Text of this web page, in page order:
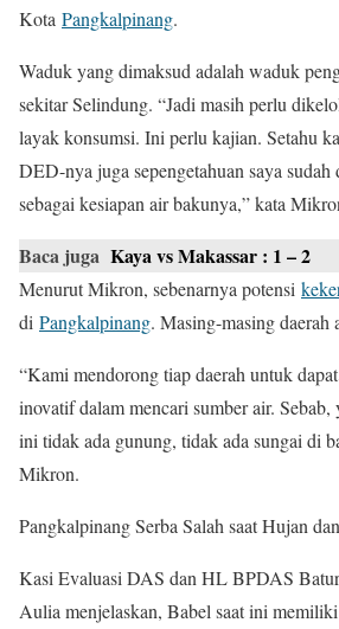
Kota Pangkalpinang.
Waduk yang dimaksud adalah waduk
sekitar Selindung. “Jadi masih perlu
layak konsumsi. Ini perlu kajian. Setahu
DED-nya juga sepengetahuan saya
sebagai kesiapan air bakunya,” kata
Baca juga Kaya vs Makassar : 1 – 2
Menurut Mikron, sebenarnya potensi
di Pangkalpinang. Masing-masing daerah
“Kami mendorong tiap daerah untuk
inovatif dalam mencari sumber air.
ini tidak ada gunung, tidak ada sungai di
Mikron.
Pangkalpinang Serba Salah saat Hujan dan
Kasi Evaluasi DAS dan HL BPDAS
Aulia menjelaskan, Babel saat ini